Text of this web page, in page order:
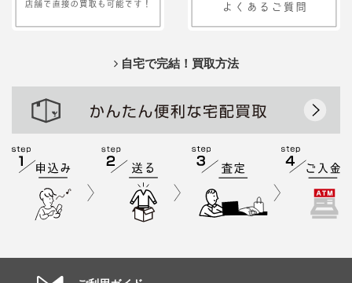
自宅で完結！買取方法